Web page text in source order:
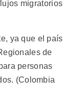
migratorios
ya que el país
de
personas
(Colombia